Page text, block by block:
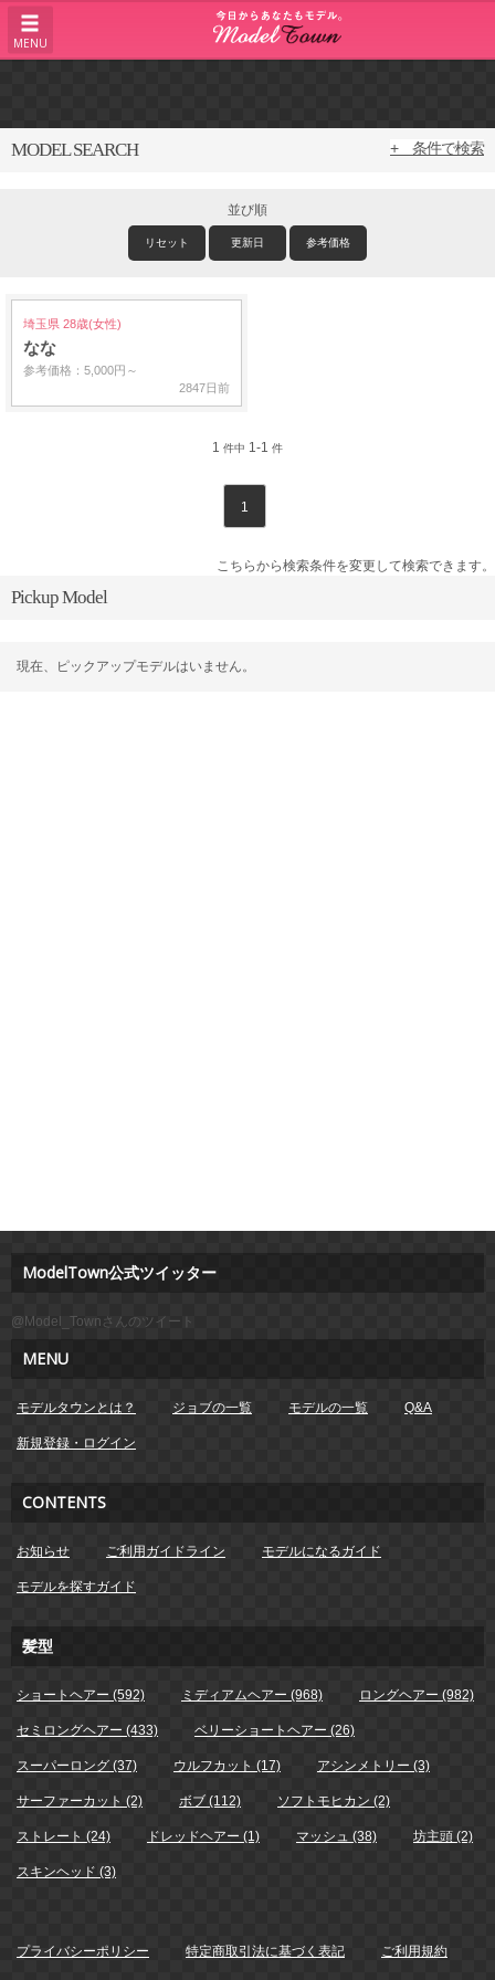
MENU
MODEL SEARCH + 条件で検索
並び順
リセット 更新日 参考価格
埼玉県 28歳(女性)
なな
参考価格：5,000円～
2847日前
1 件中 1-1 件
1
こちらから検索条件を変更して検索できます。
Pickup Model
現在、ピックアップモデルはいません。
ModelTown公式ツイッター
@Model_Townさんのツイート
MENU
モデルタウンとは？ ジョブの一覧 モデルの一覧 Q&A
新規登録・ログイン
CONTENTS
お知らせ ご利用ガイドライン モデルになるガイド
モデルを探すガイド
髪型
ショートヘアー (592) ミディアムヘアー (968) ロングヘアー (982)
セミロングヘアー (433) ベリーショートヘアー (26)
スーパーロング (37) ウルフカット (17) アシンメトリー (3)
サーファーカット (2) ボブ (112) ソフトモヒカン (2)
ストレート (24) ドレッドヘアー (1) マッシュ (38) 坊主頭 (2)
スキンヘッド (3)
プライバシーポリシー 特定商取引法に基づく表記 ご利用規約